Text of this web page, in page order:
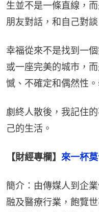
生並不是一條直線，
朋友對話，和自己對談
幸福從來不是找到一
或一座完美的城市，
憾、不確定和偶然性
劇終人散後，我記住
己的生活。
【財經專欄】 來一杯
簡介：由傳媒人到企
融及醫療行業，飽覽